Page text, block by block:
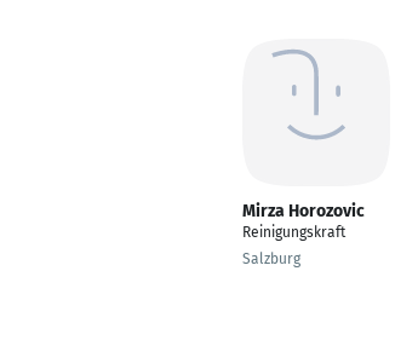
Mirza Horozovic
Reinigungskraft
Salzburg